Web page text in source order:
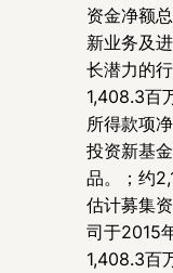
资金净额
新业务及
长潜力的
1,408.3百
所得款项
投资新基
品。；约
估计募集
司于2015
1,408.3百